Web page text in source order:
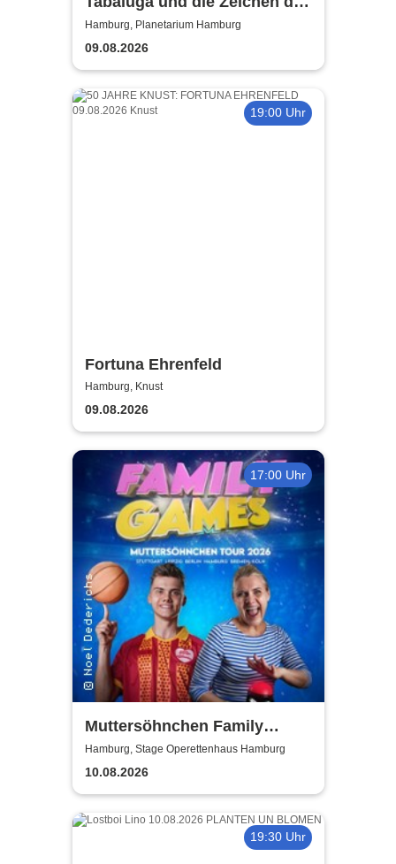
Zeit - Planetarium Hamburg
Hamburg, Planetarium Hamburg
09.08.2026
19:00 Uhr
Fortuna Ehrenfeld
Hamburg, Knust
09.08.2026
17:00 Uhr
Muttersöhnchen Family
Games 2026
Hamburg, Stage Operettenhaus Hamburg
10.08.2026
19:30 Uhr